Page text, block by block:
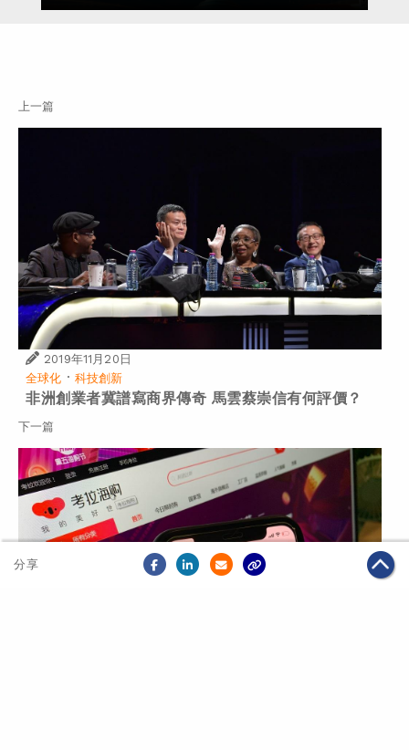
分享
上一篇
2019年11月20日
全球化 · 科技創新
非洲創業者冀譜寫商界傳奇 馬雲蔡崇信有何評價？
下一篇